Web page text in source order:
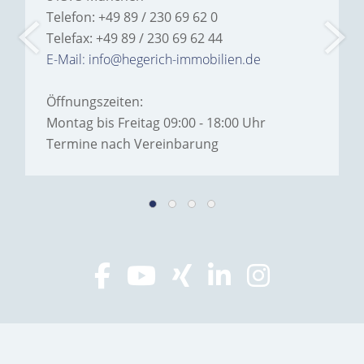
Telefon: +49 89 / 230 69 62 0
Telefax: +49 89 / 230 69 62 44
E-Mail: info@hegerich-immobilien.de
Öffnungszeiten:
Montag bis Freitag 09:00 - 18:00 Uhr
Termine nach Vereinbarung